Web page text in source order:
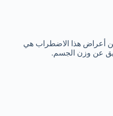
أعراض هذا الاضطراب هي
عن وزن الجسم.